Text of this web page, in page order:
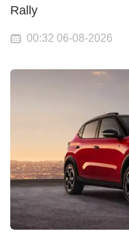
Rally
00:32 06-08-2026